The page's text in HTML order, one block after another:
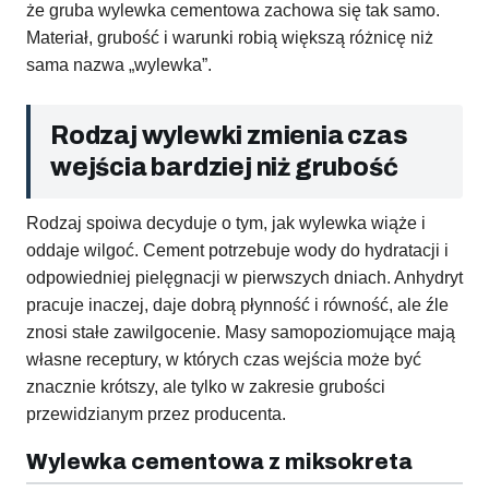
że gruba wylewka cementowa zachowa się tak samo.
Materiał, grubość i warunki robią większą różnicę niż
sama nazwa „wylewka”.
Rodzaj wylewki zmienia czas
wejścia bardziej niż grubość
Rodzaj spoiwa decyduje o tym, jak wylewka wiąże i
oddaje wilgoć. Cement potrzebuje wody do hydratacji i
odpowiedniej pielęgnacji w pierwszych dniach. Anhydryt
pracuje inaczej, daje dobrą płynność i równość, ale źle
znosi stałe zawilgocenie. Masy samopoziomujące mają
własne receptury, w których czas wejścia może być
znacznie krótszy, ale tylko w zakresie grubości
przewidzianym przez producenta.
Wylewka cementowa z miksokreta